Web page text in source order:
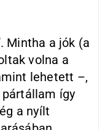
Mintha a jók (a
volna a
lehetett –,
pártállam így
a nyílt